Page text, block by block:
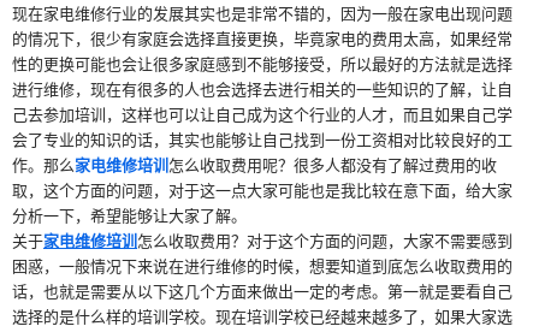
现在家电维修行业的发展其实也是非常不错的，因为一般在家电出现问题
的情况下，很少有家庭会选择直接更换，毕竟家电的费用太高，如果经常
性的更换可能也会让很多家庭感到不能够接受，所以最好的方法就是选择
进行维修，现在有很多的人也会选择去进行相关的一些知识的了解，让自
己去参加培训，这样也可以让自己成为这个行业的人才，而且如果自己学
会了专业的知识的话，其实也能够让自己找到一份工资相对比较良好的工
作。那么家电维修培训怎么收取费用呢？很多人都没有了解过费用的收
取，这个方面的问题，对于这一点大家可能也是我比较在意下面，给大家
分析一下，希望能够让大家了解。
关于家电维修培训怎么收取费用？对于这个方面的问题，大家不需要感到
困惑，一般情况下来说在进行维修的时候，想要知道到底怎么收取费用的
话，也就是需要从以下这几个方面来做出一定的考虑。第一就是要看自己
选择的是什么样的培训学校。现在培训学校已经越来越多了，如果大家选